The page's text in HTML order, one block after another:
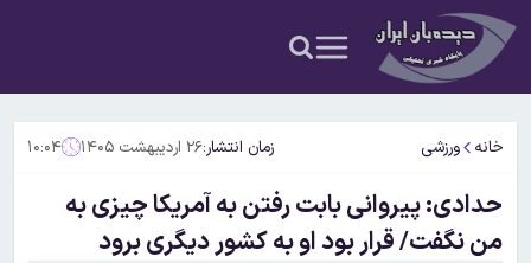
خانه ورزشی زمان انتشار:۲۶ اردیبهشت ۱۴۰۵ ۱۰:۰۴
حدادی: پیروانی بابت رفتن به آمریکا چیزی به
من نگفت/ قرار بود او به کشور دیگری برود